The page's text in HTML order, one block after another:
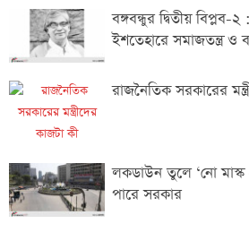
বঙ্গবন্ধুর দ্বিতীয়
ইশতেহারে সমাজতন্ত্র ও
রাজনৈতিক সরকারের
লকডাউন তুলে ‘নো মাস্ক
পারে সরকার